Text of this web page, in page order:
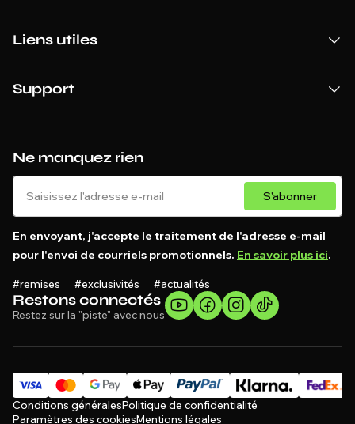
Restons connectés
Restez sur la "piste" avec nous
Ne manquez rien
S'abonner
En envoyant, j'accepte le traitement de l'adresse e-mail
pour l'envoi de courriels promotionnels. En savoir plus ici.
#remises #exclusivités #actualités
Liens utiles
Support
Conditions généralesPolitique de confidentialité
Paramètres des cookiesMentions légales